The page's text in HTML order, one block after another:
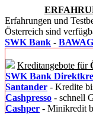
Erfahrungen und
Österreich sind
SWK Bank -
Kreditangebote für
SWK Bank
Santander - Kredite
Cashpresso - schnell
Cashper - Minikredit